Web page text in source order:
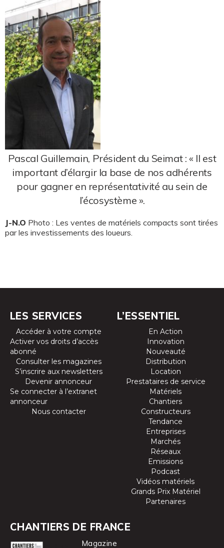
Pascal Guillemain, Président du Seimat : « Il est
important d’élargir la base de nos adhérents
pour gagner en représentativité au sein de
l’écosystème ».
J-N.O Photo : Les ventes de matériels compacts sont tirées
par les investissements des loueurs.
LES SERVICES
Accéder à votre compte
Activer vos droits d’accès
abonné
Consulter les magazines
S’inscrire aux newsletters
Devenir annonceur
Se connecter à l’extranet
annonceur
Nous contacter
L’ESSENTIEL
En Action
Innovation
Nouveauté
Distribution
Location
Prestataires de service
Matériels
Chantiers
Constructeurs
Tendance
Entreprises
Marchés
Réseaux
Emissions
Podcast
Vidéos matériels
Grands Prix Matériel
Partenaires
CHANTIERS DE FRANCE
Magazine